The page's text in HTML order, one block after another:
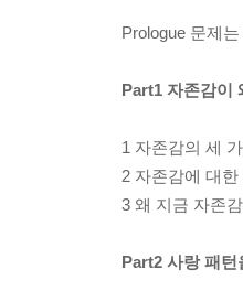
Prologue 문제
Part1 자존감이
1 자존감의 세
2 자존감에 대한
3 왜 지금 자존
Part2 사랑 패턴